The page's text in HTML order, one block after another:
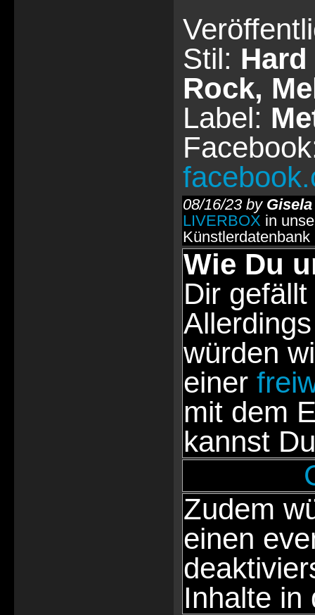
Stil:
Rock,
Label:
08/16/23 by Gisela
LIVERBOX in
Künstlerdatenbank
Wie Du
Dir
würden
einer
mit dem
kannst
Zudem
einen
Inhalte in